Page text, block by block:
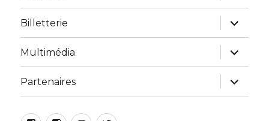
Billetterie
Multimédia
Partenaires